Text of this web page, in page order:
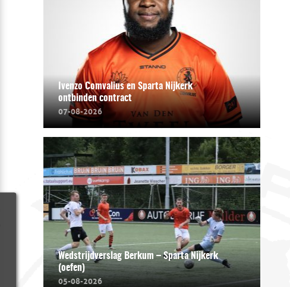
Ivenzo Comvalius en Sparta Nijkerk
ontbinden contract
07-08-2026
Wedstrijdverslag Berkum – Sparta Nijkerk
(oefen)
05-08-2026